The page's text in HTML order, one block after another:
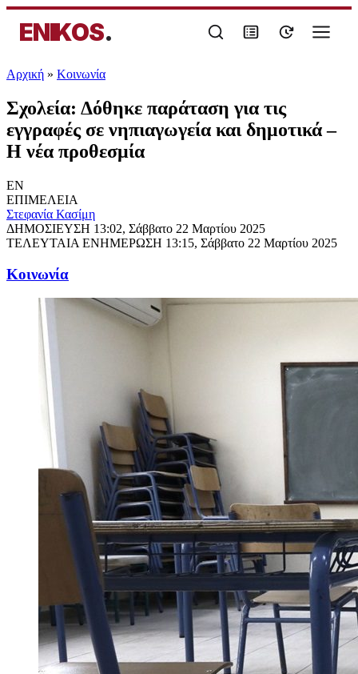
ENIKOS.
Αρχική » Κοινωνία
Σχολεία: Δόθηκε παράταση για τις
εγγραφές σε νηπιαγωγεία και δημοτικά –
Η νέα προθεσμία
EN
ΕΠΙΜΕΛΕΙΑ
Στεφανία Κασίμη
ΔΗΜΟΣΙΕΥΣΗ 13:02, Σάββατο 22 Μαρτίου 2025
ΤΕΛΕΥΤΑΙΑ ΕΝΗΜΕΡΩΣΗ 13:15, Σάββατο 22 Μαρτίου 2025
Κοινωνία